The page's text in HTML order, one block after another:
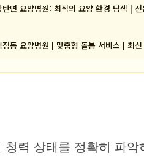
면 요양병원: 최적의 요양 환경 탐색 |
동 요양병원 | 맞춤형 돌봄 서비스 | 최
력 상태를 정확히 파